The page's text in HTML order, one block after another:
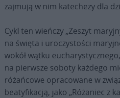
zajmują w nim katechezy dla
Cykl ten wieńczy „Zeszyt
na święta i uroczystości
wokół wątku
na pierwsze soboty każdego
różańcowe opracowane w
beatyfikacją, jako „Różaniec z